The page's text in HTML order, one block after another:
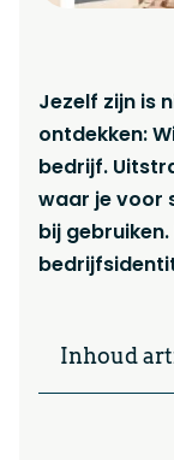
Jezelf zijn is
ontdekken:
bedrijf.
waar je voor
bij
Inhoud